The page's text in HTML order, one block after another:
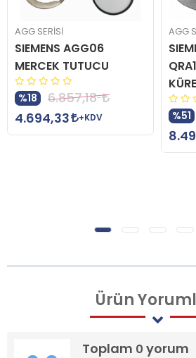
AGG SERİSİ
SIEMENS AGG06
MERCEK TUTUCU
%18
6.857,18
4.694,33
+KDV
AGG
%51
Ürün
Toplam 0 yorum